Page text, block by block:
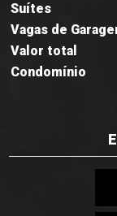
Suítes
Vagas de
Valor total
Condomínio